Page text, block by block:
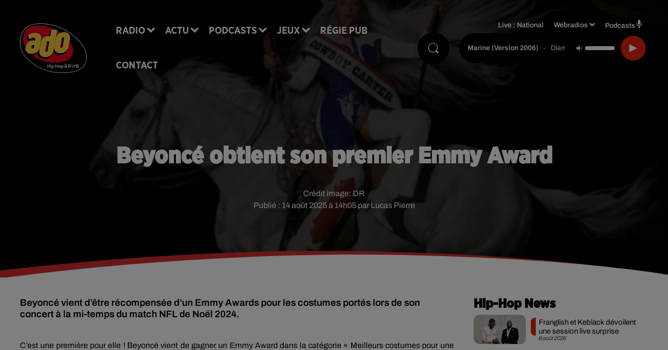
RADIO ACTU PODCASTS JEUX RÉGIE PUB
CONTACT
Live : National Webradios Podcasts
Marine (version 2006) - Diam's
Beyoncé obtient son premier Emmy Award
Publié : 14 août 2025 à 14h05 par Lucas Pierre
Crédit image: DR
Beyoncé vient d’être récompensée d’un Emmy Awards pour les costumes portés lors de son
concert à la mi-temps du match NFL de Noël 2024.
C’est une première pour elle ! Beyoncé vient de gagner un Emmy Award dans la catégorie « Meilleurs costumes pour une
Hip-Hop News
6 août 2026
Franglish et Keblack dévoilent
une session live surprise